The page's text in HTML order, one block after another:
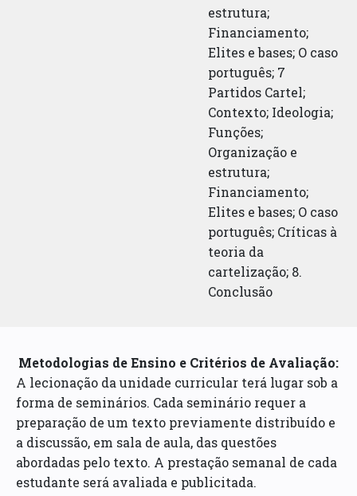
estrutura;
Financiamento;
Elites e bases; O caso
português; 7
Partidos Cartel;
Contexto; Ideologia;
Funções;
Organização e
estrutura;
Financiamento;
Elites e bases; O caso
português; Críticas à
teoria da
cartelização; 8.
Conclusão
Metodologias de Ensino e Critérios de Avaliação:
A lecionação da unidade curricular terá lugar sob a
forma de seminários. Cada seminário requer a
preparação de um texto previamente distribuído e
a discussão, em sala de aula, das questões
abordadas pelo texto. A prestação semanal de cada
estudante será avaliada e publicitada.